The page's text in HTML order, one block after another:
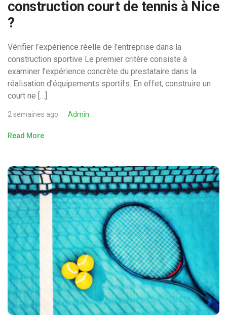
construction court de tennis à Nice
?
Vérifier l’expérience réelle de l’entreprise dans la
construction sportive Le premier critère consiste à
examiner l’expérience concrète du prestataire dans la
réalisation d’équipements sportifs. En effet, construire un
court ne […]
2 semaines ago Admin
Read More